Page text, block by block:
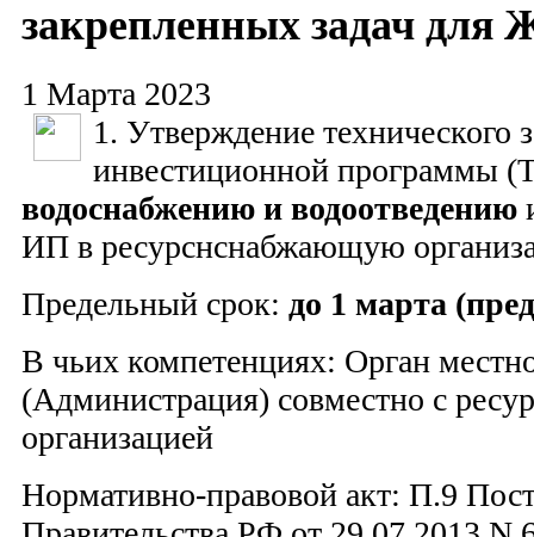
закрепленных задач
1 Марта 2023
1. Утверждение технического
инвестиционной программы
водоснабжению и водоотведению
ИП в ресурснснабжающую
Предельный срок: до 1 марта
В чьих компетенциях: Орган
(Администрация) совместно с
организацией
Нормативно-правовой акт: П.9